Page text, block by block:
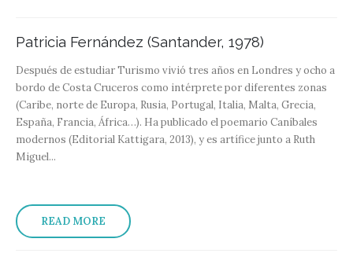
Patricia Fernández (Santander, 1978)
Después de estudiar Turismo vivió tres años en Londres y ocho a
bordo de Costa Cruceros como intérprete por diferentes zonas
(Caribe, norte de Europa, Rusia, Portugal, Italia, Malta, Grecia,
España, Francia, África…). Ha publicado el poemario Caníbales
modernos (Editorial Kattigara, 2013), y es artífice junto a Ruth
Miguel...
READ MORE